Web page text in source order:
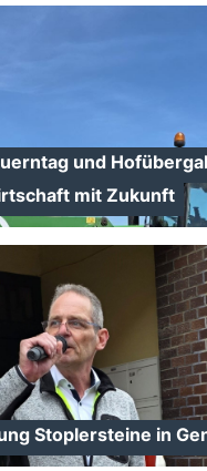
und
mit Zukunft
Stoplersteine in